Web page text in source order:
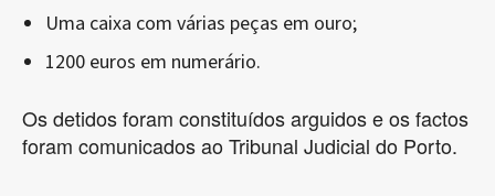
Uma caixa com várias peças em ouro;
1200 euros em numerário.
Os detidos foram constituídos arguidos e os factos
foram comunicados ao Tribunal Judicial do Porto.